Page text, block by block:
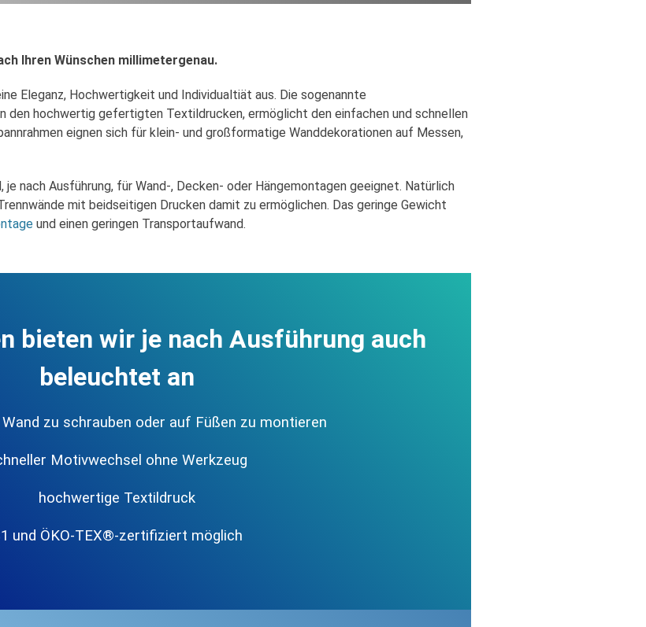
Ihren Wünschen millimetergenau.
Eleganz, Hochwertigkeit und Individualtiät aus. Die sogenannte
den hochwertig gefertigten Textildrucken, ermöglicht den einfachen und schnellen
eignen sich für klein- und großformatige Wanddekorationen auf Messen,
je nach Ausführung, für Wand-, Decken- oder Hängemontagen geeignet. Natürlich
mit beidseitigen Drucken damit zu ermöglichen. Das geringe Gewicht
und einen geringen Transportaufwand.
bieten wir je nach Ausführung auch
beleuchtet an
zu schrauben oder auf Füßen zu montieren
Motivwechsel ohne Werkzeug
hochwertige Textildruck
und ÖKO-TEX®-zertifiziert möglich